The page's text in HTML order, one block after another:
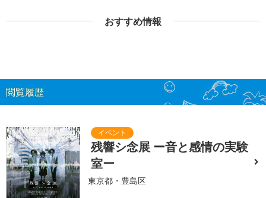
おすすめ情報
閲覧履歴
残響シ念展 ー音と感情の実験
室ー
東京都・豊島区